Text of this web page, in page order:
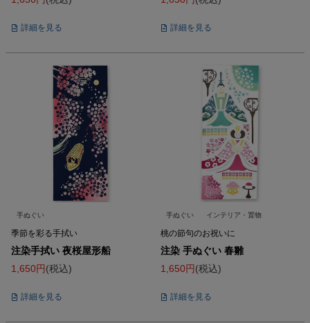
詳細を見る 詳細を見る
手ぬぐい
季節を彩る手拭い
注染手拭い 夜桜屋形船
1,650
税込
詳細を見る
手ぬぐい インテリア・置物
桃の節句のお祝いに
注染 手ぬぐい 春雛
1,650
税込
詳細を見る